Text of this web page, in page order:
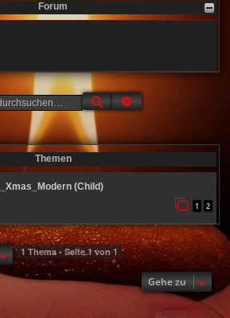
Forum
Suche
Themen
(Child)
1 2
1 Thema • Seite1von1
Gehe zu